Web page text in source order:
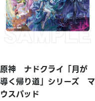
原神 ナドクライ「月が
導く帰り道」シリーズ マ
ウスパッド